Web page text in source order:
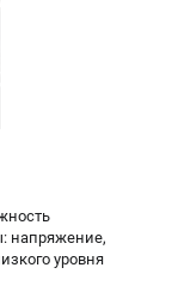
напряжение,
уровня